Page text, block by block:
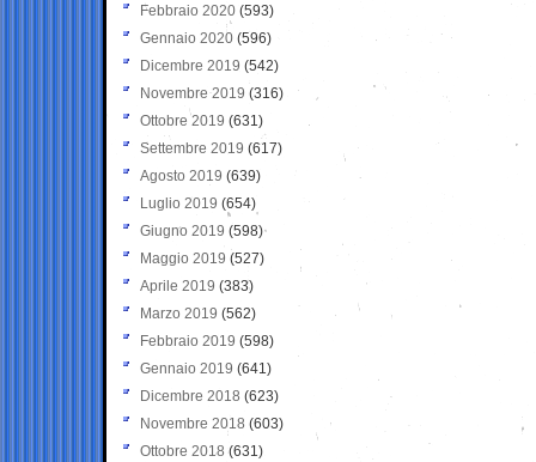
Febbraio 2020 (593)
Gennaio 2020 (596)
Dicembre 2019 (542)
Novembre 2019 (316)
Ottobre 2019 (631)
Settembre 2019 (617)
Agosto 2019 (639)
Luglio 2019 (654)
Giugno 2019 (598)
Maggio 2019 (527)
Aprile 2019 (383)
Marzo 2019 (562)
Febbraio 2019 (598)
Gennaio 2019 (641)
Dicembre 2018 (623)
Novembre 2018 (603)
Ottobre 2018 (631)